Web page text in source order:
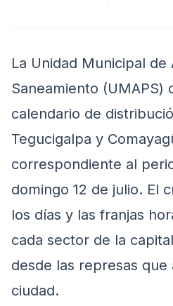
La Unidad Municipal de
Saneamiento (UMAPS)
calendario de
Tegucigalpa y
correspondiente al
domingo 12 de julio. El
los días y las franjas
cada sector de la
desde las represas que
ciudad.